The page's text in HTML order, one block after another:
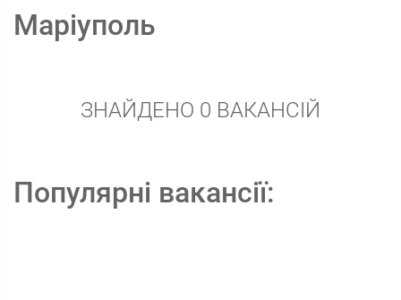
Маріуполь
ЗНАЙДЕНО 0 ВАКАНСІЙ
Популярні вакансії: